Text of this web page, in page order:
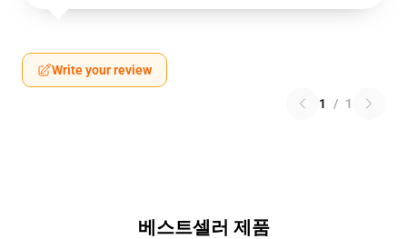
Write your review
1 / 1
베스트셀러 제품